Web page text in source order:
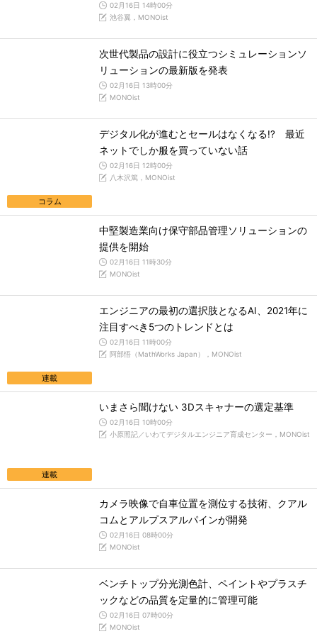
02月16日 14時00分
池谷翼，MONOist
次世代製品の設計に役立つシミュレーションソ
リューションの最新版を発表
02月16日 13時00分
MONOist
コラム
デジタル化が進むとセールはなくなる!? 最近
ネットでしか服を買っていない話
02月16日 12時00分
八木沢篤，MONOist
中堅製造業向け保守部品管理ソリューションの
提供を開始
02月16日 11時30分
MONOist
連載
エンジニアの最初の選択肢となるAI、2021年に
注目すべき5つのトレンドとは
02月16日 11時00分
阿部悟（MathWorks Japan），MONOist
連載
いまさら聞けない 3Dスキャナーの選定基準
02月16日 10時00分
小原照記／いわてデジタルエンジニア育成センター，MONOist
カメラ映像で自車位置を測位する技術、クアル
コムとアルプスアルパインが開発
02月16日 08時00分
MONOist
ベンチトップ分光測色計、ペイントやプラスチ
ックなどの品質を定量的に管理可能
02月16日 07時00分
MONOist